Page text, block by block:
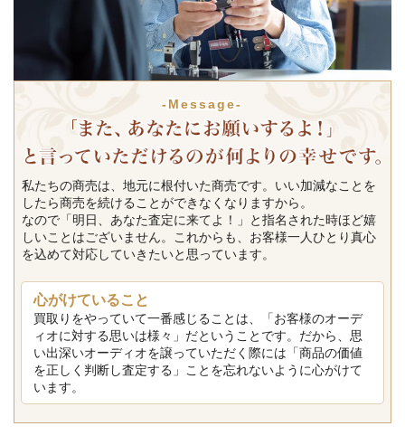
-Message-
私たちの商売は、地元に根付いた商売です。いい加減なことを
したら商売を続けることができなくなりますから。
なので「明日、あなた査定に来てよ！」と指名された時ほど嬉
しいことはございません。これからも、お客様一人ひとり真心
を込めて対応していきたいと思っています。
心がけていること
買取りをやっていて一番感じることは、「お客様のオーデ
ィオに対する思いは様々」だということです。だから、思
い出深いオーディオを譲っていただく際には「商品の価値
を正しく判断し査定する」ことを忘れないように心がけて
います。